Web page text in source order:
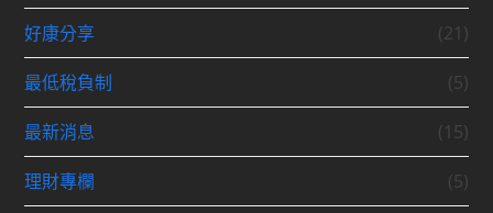
好康分享 (21)
最低稅負制 (5)
最新消息 (15)
理財專欄 (5)